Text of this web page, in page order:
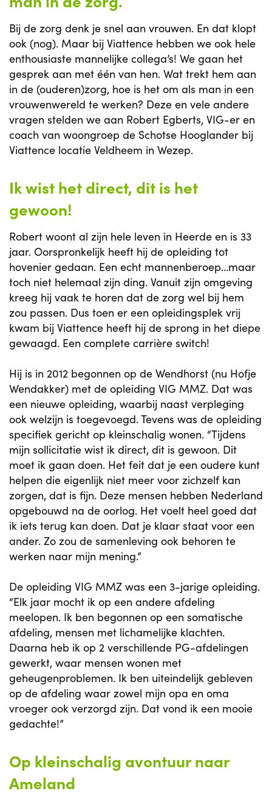
Bij de zorg denk je snel aan vrouwen. En dat klopt
ook (nog). Maar bij Viattence hebben we ook hele
enthousiaste mannelijke collega’s! We gaan het
gesprek aan met één van hen. Wat trekt hem aan
in de (ouderen)zorg, hoe is het om als man in een
vrouwenwereld te werken? Deze en vele andere
vragen stelden we aan Robert Egberts, VIG-er en
coach van woongroep de Schotse Hooglander bij
Viattence locatie Veldheem in Wezep.
Ik wist het direct, dit is het
gewoon!
Robert woont al zijn hele leven in Heerde en is 33
jaar. Oorspronkelijk heeft hij de opleiding tot
hovenier gedaan. Een echt mannenberoep…maar
toch niet helemaal zijn ding. Vanuit zijn omgeving
kreeg hij vaak te horen dat de zorg wel bij hem
zou passen. Dus toen er een opleidingsplek vrij
kwam bij Viattence heeft hij de sprong in het diepe
gewaagd. Een complete carrière switch!
Hij is in 2012 begonnen op de Wendhorst (nu Hofje
Wendakker) met de opleiding VIG MMZ. Dat was
een nieuwe opleiding, waarbij naast verpleging
ook welzijn is toegevoegd. Tevens was de opleiding
specifiek gericht op kleinschalig wonen. “Tijdens
mijn sollicitatie wist ik direct, dit is gewoon. Dit
moet ik gaan doen. Het feit dat je een oudere kunt
helpen die eigenlijk niet meer voor zichzelf kan
zorgen, dat is fijn. Deze mensen hebben Nederland
opgebouwd na de oorlog. Het voelt heel goed dat
ik iets terug kan doen. Dat je klaar staat voor een
ander. Zo zou de samenleving ook behoren te
werken naar mijn mening.”
De opleiding VIG MMZ was een 3-jarige opleiding.
“Elk jaar mocht ik op een andere afdeling
meelopen. Ik ben begonnen op een somatische
afdeling, mensen met lichamelijke klachten.
Daarna heb ik op 2 verschillende PG-afdelingen
gewerkt, waar mensen wonen met
geheugenproblemen. Ik ben uiteindelijk gebleven
op de afdeling waar zowel mijn opa en oma
vroeger ook verzorgd zijn. Dat vond ik een mooie
gedachte!”
Op kleinschalig avontuur naar
Ameland